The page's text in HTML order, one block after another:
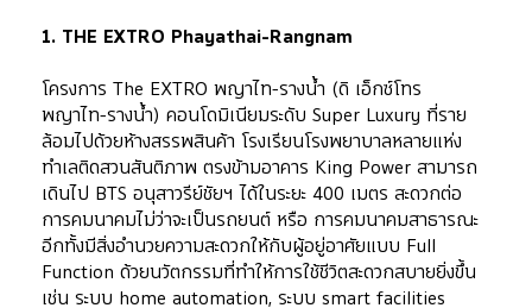
1. THE EXTRO Phayathai-Rangnam
โครงการ The EXTRO พญาไท-รางน้ำ (ดิ เอ็กซ์โทร
พญาไท-รางน้ำ) คอนโดมิเนียมระดับ Super Luxury ที่ราย
ล้อมไปด้วยห้างสรรพสินค้า โรงเรียนโรงพยาบาลหลายแห่ง
ทำเลติดสวนสันติภาพ ตรงข้ามอาคาร King Power สามารถ
เดินไป BTS อนุสาวรีย์ชัยฯ ได้ในระยะ 400 เมตร สะดวกต่อ
การคมนาคมไม่ว่าจะเป็นรถยนต์ หรือ การคมนาคมสาธารณะ
อีกทั้งมีสิ่งอำนวยความสะดวกให้กับผู้อยู่อาศัยแบบ Full
Function ด้วยนวัตกรรมที่ทำให้การใช้ชีวิตสะดวกสบายยิ่งขึ้น
เช่น ระบบ home automation, ระบบ smart facilities